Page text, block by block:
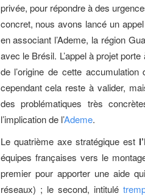
privée, pour répondre à des
concret, nous avons lancé un
en associant l’Ademe, la région
avec le Brésil. L’appel à projet
de l’origine de cette
cependant cela reste à valider,
des problématiques très
l’implication de l’Ademe.
Le quatrième axe stratégique est
équipes françaises vers le
premier pour apporter une aide
réseaux) ; le second, intitulé